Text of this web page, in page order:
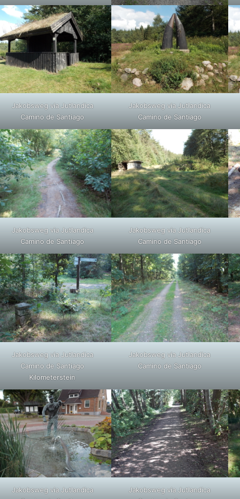
Jakobsweg via Jutlandica
Camino de Santiago
Jakobsweg via Jutlandica
Camino de Santiago
Jakobsweg via Jutlandica
Camino de Santiago
Jakobsweg via Jutlandica
Camino de Santiago
Jakobsweg via Jutlandica
Camino de Santiago
Kilometerstein
Jakobsweg via Jutlandica
Camino de Santiago
Jakobsweg via Jutlandica
Jakobsweg via Jutlandica